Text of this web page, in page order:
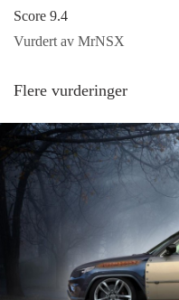
Score 9.4
Vurdert av MrNSX
Flere vurderinger